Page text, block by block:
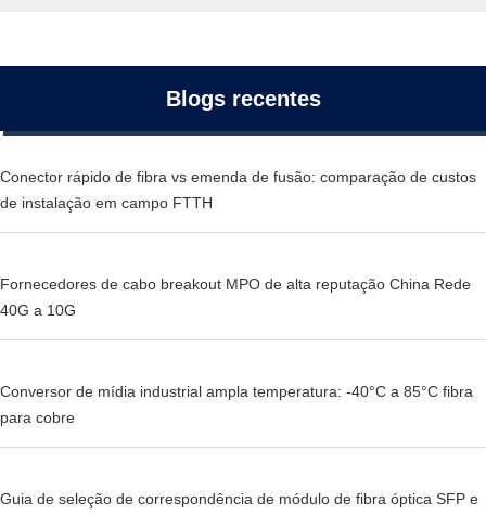
Blogs recentes
Conector rápido de fibra vs emenda de fusão: comparação de custos
de instalação em campo FTTH
Fornecedores de cabo breakout MPO de alta reputação China Rede
40G a 10G
Conversor de mídia industrial ampla temperatura: -40°C a 85°C fibra
para cobre
Guia de seleção de correspondência de módulo de fibra óptica SFP e